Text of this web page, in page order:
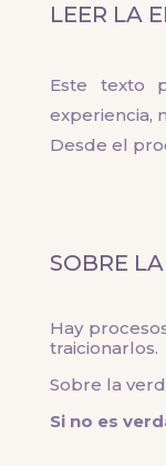
LEER LA
Este texto
experiencia,
Desde el
SOBRE
Hay
traicionarlos.
Sobre la
Si no es